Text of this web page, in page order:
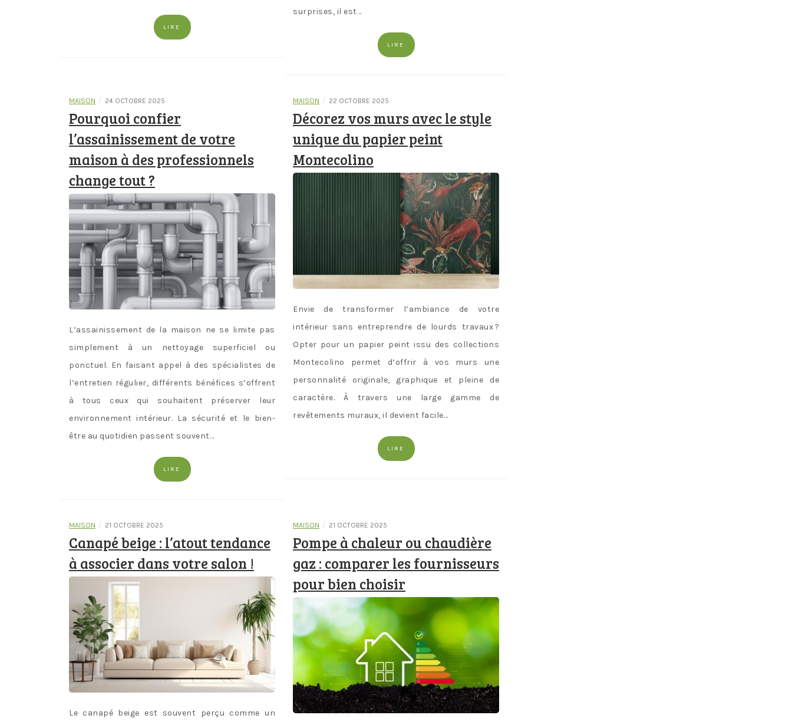
LIRE
surprises, il est…
LIRE
MAISON / 24 OCTOBRE 2025
Pourquoi confier
l’assainissement de votre
maison à des professionnels
change tout ?
L’assainissement de la maison ne se limite pas
simplement à un nettoyage superficiel ou
ponctuel. En faisant appel à des spécialistes de
l’entretien régulier, différents bénéfices s’offrent
à tous ceux qui souhaitent préserver leur
environnement intérieur. La sécurité et le bien-
être au quotidien passent souvent…
LIRE
MAISON / 22 OCTOBRE 2025
Décorez vos murs avec le style
unique du papier peint
Montecolino
Envie de transformer l’ambiance de votre
intérieur sans entreprendre de lourds travaux ?
Opter pour un papier peint issu des collections
Montecolino permet d’offrir à vos murs une
personnalité originale, graphique et pleine de
caractère. À travers une large gamme de
revêtements muraux, il devient facile…
LIRE
MAISON / 21 OCTOBRE 2025
Canapé beige : l’atout tendance
à associer dans votre salon !
Le canapé beige est souvent perçu comme un
MAISON / 21 OCTOBRE 2025
Pompe à chaleur ou chaudière
gaz : comparer les fournisseurs
pour bien choisir